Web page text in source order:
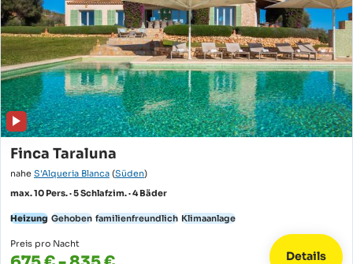
Finca Taraluna
nahe S'Alqueria Blanca (Süden)
max. 10 Pers. · 5 Schlafzim. · 4 Bäder
Heizung Gehoben familienfreundlich Klimaanlage
Preis pro Nacht
Details